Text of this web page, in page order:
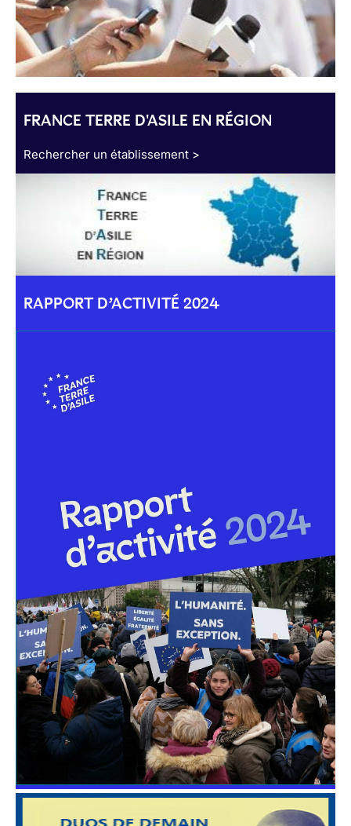
FRANCE TERRE D'ASILE EN RÉGION
Rechercher un établissement >
RAPPORT D’ACTIVITÉ 2024